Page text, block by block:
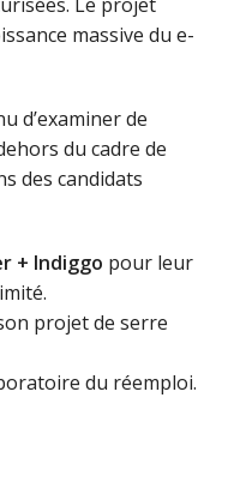
massive du e-
d’examiner de
du cadre de
des candidats
+ Indiggo pour leur
projet de serre
du réemploi.